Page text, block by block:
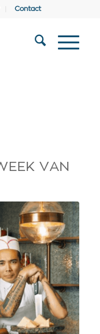
Contact
VAN